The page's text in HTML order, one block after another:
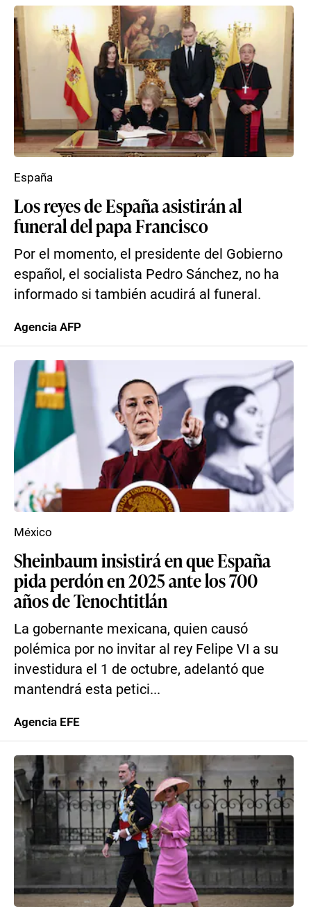
Los reyes de España asistirán al
funeral del papa Francisco
Por el momento, el presidente del Gobierno
español, el socialista Pedro Sánchez, no ha
informado si también acudirá al funeral.
España
Agencia AFP
Sheinbaum insistirá en que España
pida perdón en 2025 ante los 700
años de Tenochtitlán
La gobernante mexicana, quien causó
polémica por no invitar al rey Felipe VI a su
investidura el 1 de octubre, adelantó que
mantendrá esta petici...
México
Agencia EFE